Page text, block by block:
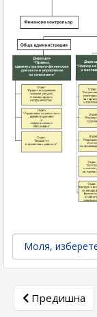
Previous article:
Предишна